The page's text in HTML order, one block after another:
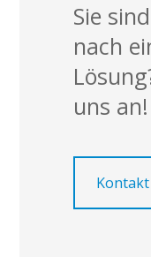
Sie
nach
uns an!
Kontakt